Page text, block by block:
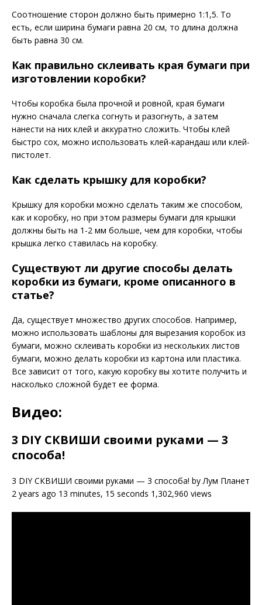
Соотношение сторон должно быть примерно 1:1,5. То
есть, если ширина бумаги равна 20 см, то длина должна
быть равна 30 см.
Как правильно склеивать края бумаги при
изготовлении коробки?
Чтобы коробка была прочной и ровной, края бумаги
нужно сначала слегка согнуть и разогнуть, а затем
нанести на них клей и аккуратно сложить. Чтобы клей
быстро сох, можно использовать клей-карандаш или клей-
пистолет.
Как сделать крышку для коробки?
Крышку для коробки можно сделать таким же способом,
как и коробку, но при этом размеры бумаги для крышки
должны быть на 1-2 мм больше, чем для коробки, чтобы
крышка легко ставилась на коробку.
Существуют ли другие способы делать
коробки из бумаги, кроме описанного в
статье?
Да, существует множество других способов. Например,
можно использовать шаблоны для вырезания коробок из
бумаги, можно склеивать коробки из нескольких листов
бумаги, можно делать коробки из картона или пластика.
Все зависит от того, какую коробку вы хотите получить и
насколько сложной будет ее форма.
Видео:
3 DIY СКВИШИ своими руками — 3
способа!
3 DIY СКВИШИ своими руками — 3 способа! by Лум Планет
2 years ago 13 minutes, 15 seconds 1,302,960 views